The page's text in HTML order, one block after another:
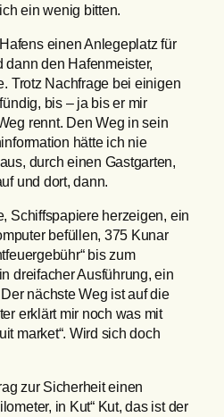
ein wenig bitten.
einen Anlegeplatz für
den Hafenmeister,
Trotz Nachfrage bei einigen
bis – ja bis er mir
rennt. Den Weg in sein
hätte ich nie
durch einen Gastgarten,
und dort, dann.
Schiffspapiere herzeigen, ein
befüllen, 375 Kunar
bis zum
dreifacher Ausführung, ein
nächste Weg ist auf die
erklärt mir noch was mit
market“. Wird sich doch
zur Sicherheit einen
in Kut“ Kut, das ist der